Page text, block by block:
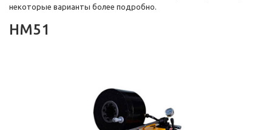
некоторые варианты более подробно.
HM51